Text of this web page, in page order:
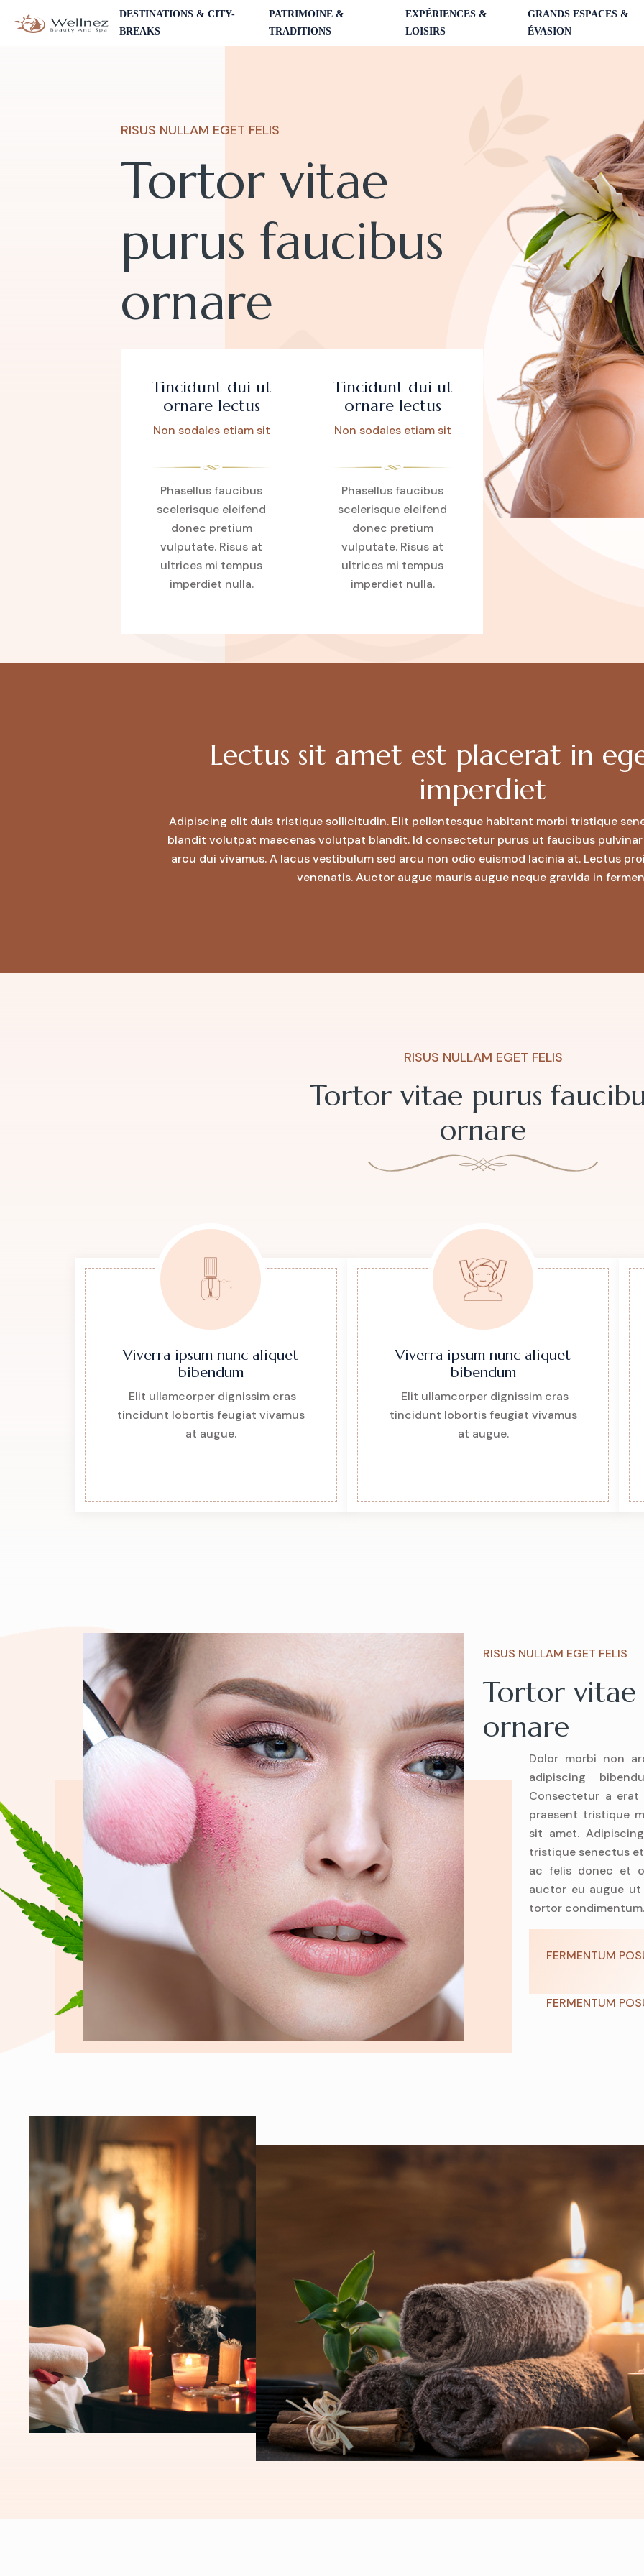
DESTINATIONS & CITY-
BREAKS
PATRIMOINE &
TRADITIONS
EXPÉRIENCES &
LOISIRS
GRANDS ESPACES &
ÉVASION
RISUS NULLAM EGET FELIS
Tortor vitae
purus faucibus
ornare
Tincidunt dui ut
ornare lectus
Non sodales etiam sit
Phasellus faucibus
scelerisque eleifend
donec pretium
vulputate. Risus at
ultrices mi tempus
imperdiet nulla.
Tincidunt dui ut
ornare lectus
Non sodales etiam sit
Phasellus faucibus
scelerisque eleifend
donec pretium
vulputate. Risus at
ultrices mi tempus
imperdiet nulla.
Lectus sit amet est placerat in
imperdiet
Adipiscing elit duis tristique sollicitudin. Elit pellentesque habitant morbi tristique
blandit volutpat maecenas volutpat blandit. Id consectetur purus ut faucibus pulvinar
arcu dui vivamus. A lacus vestibulum sed arcu non odio euismod lacinia at. Lectus
venenatis. Auctor augue mauris augue neque gravida in
RISUS NULLAM EGET FELIS
Tortor vitae purus
ornare
Viverra ipsum nunc aliquet
bibendum
Elit ullamcorper dignissim cras
tincidunt lobortis feugiat vivamus
at augue.
Viverra ipsum nunc aliquet
bibendum
Elit ullamcorper dignissim cras
tincidunt lobortis feugiat vivamus
at augue.
RISUS NULLAM EGET FELIS
Tortor vitae
ornare
Dolor morbi non
adipiscing
Consectetur a
praesent tristique
sit amet.
tristique senectus
ac felis donec et
auctor eu augue
tortor condimentum.
FERMENTUM
FERMENTUM